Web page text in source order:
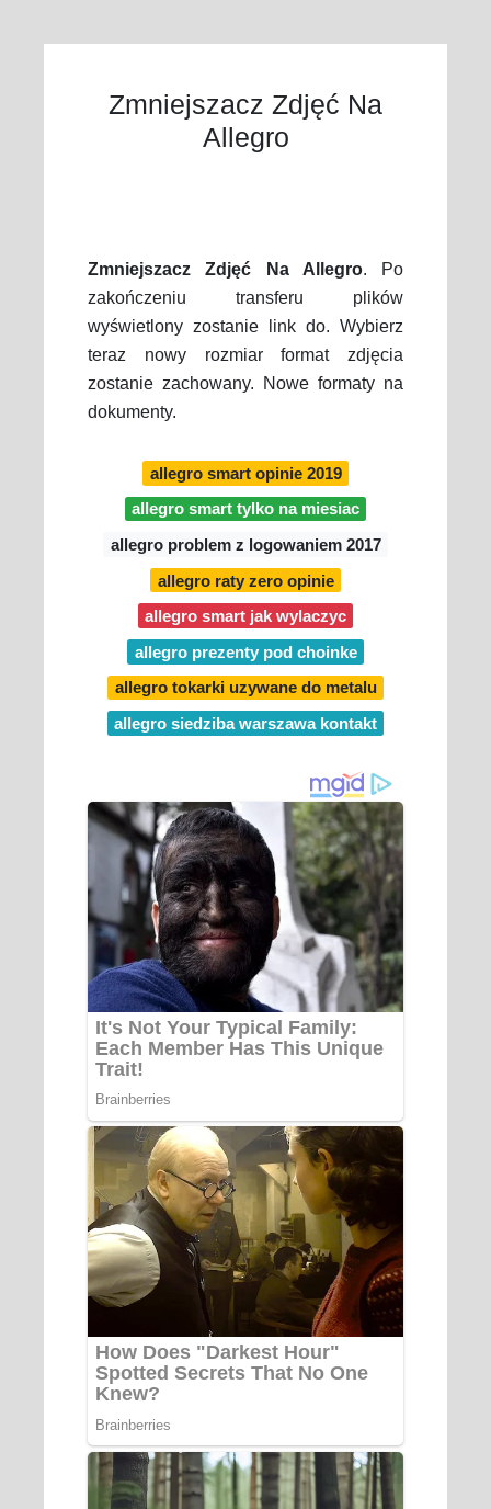
Zmniejszacz Zdjęć Na
Allegro
Zmniejszacz Zdjęć Na Allegro. Po
zakończeniu transferu plików
wyświetlony zostanie link do. Wybierz
teraz nowy rozmiar format zdjęcia
zostanie zachowany. Nowe formaty na
dokumenty.
allegro smart opinie 2019
allegro smart tylko na miesiac
allegro problem z logowaniem 2017
allegro raty zero opinie
allegro smart jak wylaczyc
allegro prezenty pod choinke
allegro tokarki uzywane do metalu
allegro siedziba warszawa kontakt